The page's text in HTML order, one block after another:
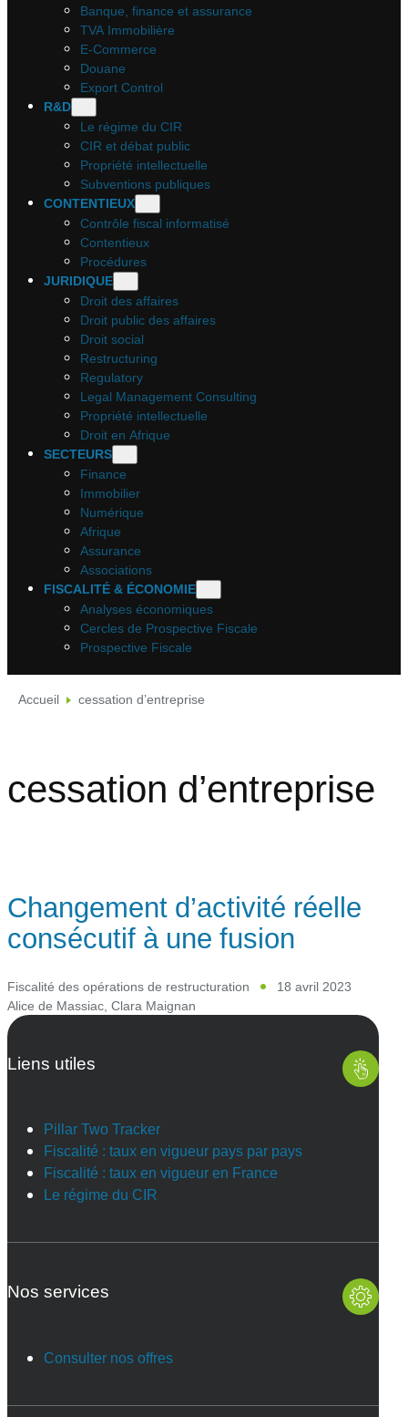
Banque, finance et assurance
TVA Immobilière
E-Commerce
Douane
Export Control
R&D
Le régime du CIR
CIR et débat public
Propriété intellectuelle
Subventions publiques
CONTENTIEUX
Contrôle fiscal informatisé
Contentieux
Procédures
JURIDIQUE
Droit des affaires
Droit public des affaires
Droit social
Restructuring
Regulatory
Legal Management Consulting
Propriété intellectuelle
Droit en Afrique
SECTEURS
Finance
Immobilier
Numérique
Afrique
Assurance
Associations
FISCALITÉ & ÉCONOMIE
Analyses économiques
Cercles de Prospective Fiscale
Prospective Fiscale
Accueil cessation d’entreprise
cessation d’entreprise
Changement d’activité réelle
consécutif à une fusion
Fiscalité des opérations de restructuration
18 avril 2023
Alice de Massiac, Clara Maignan
Liens utiles
Pillar Two Tracker
Fiscalité : taux en vigueur pays par pays
Fiscalité : taux en vigueur en France
Le régime du CIR
Nos services
Consulter nos offres